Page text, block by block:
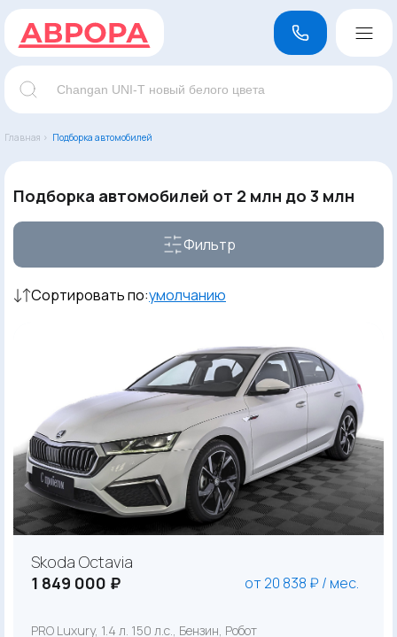
Главная › Подборка автомобилей
Подборка автомобилей от 2 млн до 3 млн
Фильтр
Сортировать по:умолчанию
Skoda Octavia
1 849 000 ₽
от 20 838 ₽ / мес.
PRO Luxury, 1.4 л. 150 л.с., Бензин, Робот